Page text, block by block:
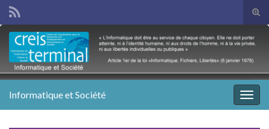
Search for:
Informatique et Société